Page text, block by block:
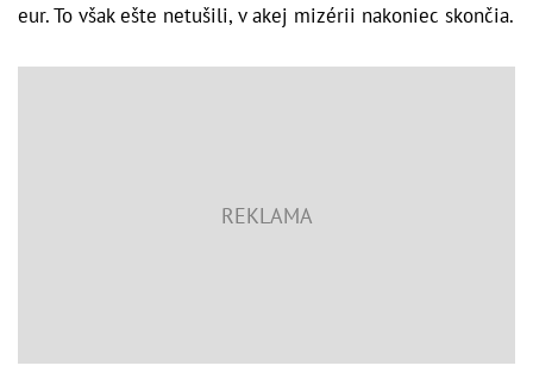
eur. To však ešte netušili, v akej mizérii nakoniec skončia.